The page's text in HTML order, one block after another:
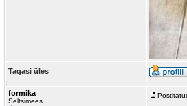
Tagasi üles
formika
Seltsimees